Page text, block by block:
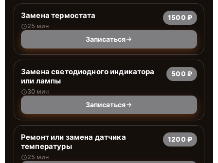
Замена термостата
25 мин
1500 ₽
Записаться
Заменa светодиодного индикатора
или лампы
30 мин
500 ₽
Записаться
Ремонт или замена датчика
температуры
25 мин
1200 ₽